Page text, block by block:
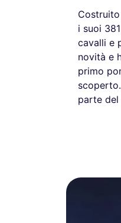
i suoi
cavalli e
novità e
primo
parte del